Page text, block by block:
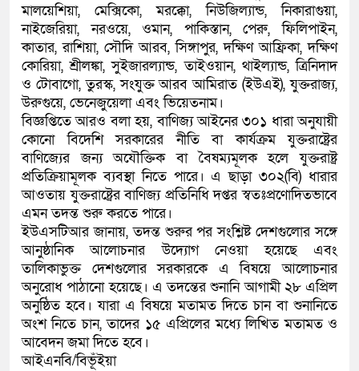
মালয়েশিয়া, মেক্সিকো, মরক্কো, নিউজিল্যান্ড, নিকারাগুয়া,
নাইজেরিয়া, নরওয়ে, ওমান, পাকিস্তান, পেরু, ফিলিপাইন,
কাতার, রাশিয়া, সৌদি আরব, সিঙ্গাপুর, দক্ষিণ আফ্রিকা, দক্ষিণ
কোরিয়া, শ্রীলঙ্কা, সুইজারল্যান্ড, তাইওয়ান, থাইল্যান্ড, ত্রিনিদাদ
ও টোবাগো, তুরস্ক, সংযুক্ত আরব আমিরাত (ইউএই), যুক্তরাজ্য,
উরুগুয়ে, ভেনেজুয়েলা এবং ভিয়েতনাম।
বিজ্ঞপ্তিতে আরও বলা হয়, বাণিজ্য আইনের ৩০১ ধারা অনুযায়ী
কোনো বিদেশি সরকারের নীতি বা কার্যক্রম যুক্তরাষ্ট্রের
বাণিজ্যের জন্য অযৌক্তিক বা বৈষম্যমূলক হলে যুক্তরাষ্ট্র
প্রতিক্রিয়ামূলক ব্যবস্থা নিতে পারে। এ ছাড়া ৩০২(বি) ধারার
আওতায় যুক্তরাষ্ট্রের বাণিজ্য প্রতিনিধি দপ্তর স্বতঃপ্রণোদিতভাবে
এমন তদন্ত শুরু করতে পারে।
ইউএসটিআর জানায়, তদন্ত শুরুর পর সংশ্লিষ্ট দেশগুলোর সঙ্গে
আনুষ্ঠানিক আলোচনার উদ্যোগ নেওয়া হয়েছে এবং
তালিকাভুক্ত দেশগুলোর সরকারকে এ বিষয়ে আলোচনার
অনুরোধ পাঠানো হয়েছে। এ তদন্তের শুনানি আগামী ২৮ এপ্রিল
অনুষ্ঠিত হবে। যারা এ বিষয়ে মতামত দিতে চান বা শুনানিতে
অংশ নিতে চান, তাদের ১৫ এপ্রিলের মধ্যে লিখিত মতামত ও
আবেদন জমা দিতে হবে।
আইএনবি/বিভূঁইয়া